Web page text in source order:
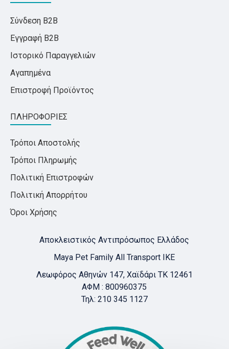
Σύνδεση B2B
Εγγραφή B2B
Ιστορικό Παραγγελιών
Αγαπημένα
Επιστροφή Προϊόντος
ΠΛΗΡΟΦΟΡΙΕΣ
Τρόποι Αποστολής
Τρόποι Πληρωμής
Πολιτική Επιστροφών
Πολιτική Απορρήτου
Όροι Χρήσης
Αποκλειστικός Αντιπρόσωπος Ελλάδος
Maya Pet Family All Transport IKE
Λεωφόρος Αθηνών 147, Χαϊδάρι ΤΚ 12461
ΑΦΜ : 800960375
Τηλ: 210 345 1127